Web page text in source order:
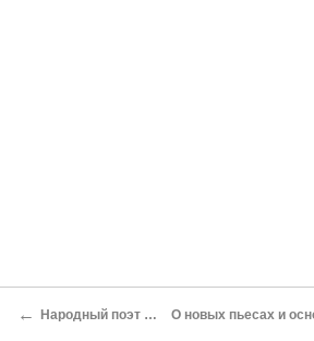
← Народный поэт Белоруссии*